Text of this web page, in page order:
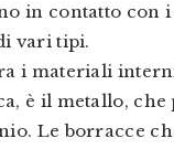
in contatto con
vari tipi.
i materiali
è il metallo, che
Le borracce